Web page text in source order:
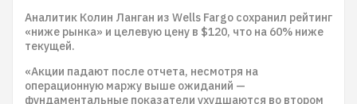
Аналитик Колин Ланган из Wells Fargo сохранил рейтинг
«ниже рынка» и целевую цену в $120, что на 60% ниже
текущей.
«Акции падают после отчета, несмотря на
операционную маржу выше ожиданий —
фундаментальные показатели ухудшаются во втором